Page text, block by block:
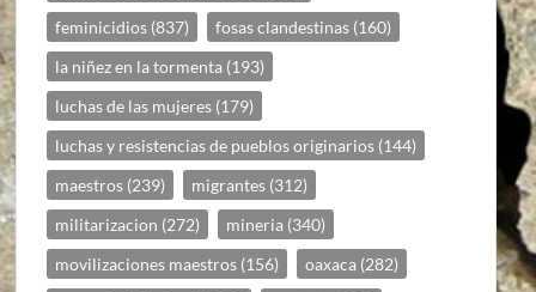
feminicidios (837) fosas clandestinas (160)
la niñez en la tormenta (193)
luchas de las mujeres (179)
luchas y resistencias de pueblos originarios (144)
maestros (239) migrantes (312)
militarizacion (272) mineria (340)
movilizaciones maestros (156) oaxaca (282)